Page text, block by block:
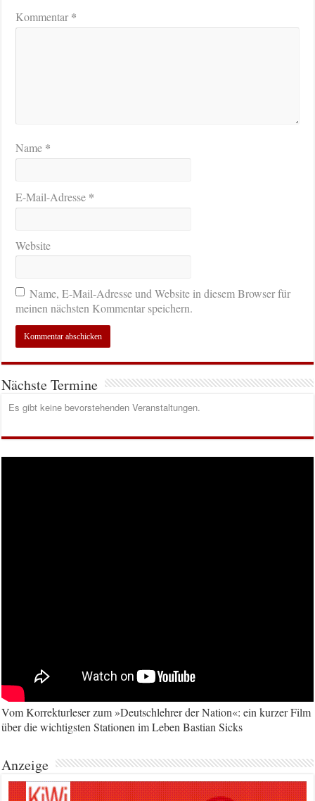
Kommentar*
Name *
E-Mail-Adresse *
Website
Name, E-Mail-Adresse und Website in diesem Browser für
meinen nächsten Kommentar speichern.
Nächste Termine
Es gibt keine bevorstehenden Veranstaltungen.
Vom Korrekturleser zum »Deutschlehrer der Nation«: ein kurzer Film
über die wichtigsten Stationen im Leben Bastian Sicks
Anzeige